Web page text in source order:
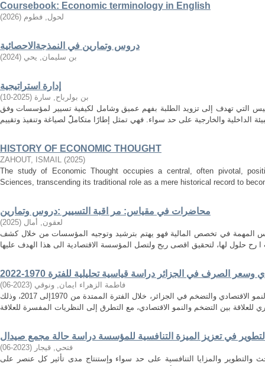
Coursebook: Economic terminology in English
لحول, فطوم (
2026
)
دروس وتمارين في النمذجةالاحصائية
بن سليمان, يحي (
2024
)
إدارة استراتيجية
بن بولرباح, سارة (
2025-10
)
التي تهدف إلى تزويد الطلبة بفهم عميق وشامل لكيفية تسيير لمؤسسات وفق
HISTORY OF ECONOMIC THOUGHT
ZAHOUT, ISMAIL (2025)
The study of Economic Thought occupies a central, often pivotal,
Sciences, transcending its traditional role as a mere historical record to
محاضرات في مقياس: مر اقبة التسيير :دروس وتمارين
لعقون, أمال (
2025
)
المهمة في تخصص المالية فهو يهتم بترشيد وتوجيه المؤسسات من خلال كشف
الصرف في الجزائر دراسة قياسية تحليلية للفترة 1970-2022
فاطمة الزهراء ايمان, ونوقي (
2023-06
)
تهدف هذه الدراسة الى إيجاد العلاقة بين النمو الاقتصادي والتضخم في الجزائر، خلال الفترة الممتدة من 1970إلى 2017، وذلك
في تعزيز الميزة التنافسية للمؤسسة دراسة حالة مجمع صيدال
فتحي, قيجار (
2023-06
)
والتطوير والمزايا التنافسية على حد سواء وإستنتاج مدى تأثير كل عنصر على